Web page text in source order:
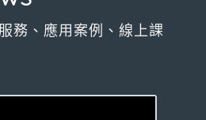
務、應用案例、線上課